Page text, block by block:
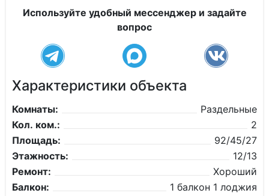
Используйте удобный мессенджер и задайте
вопрос
Характеристики объекта
Комнаты:
Раздельные
Кол. ком.:
2
Площадь:
92/45/27
Этажность:
12/13
Ремонт:
Хороший
Балкон:
1 балкон 1 лоджия